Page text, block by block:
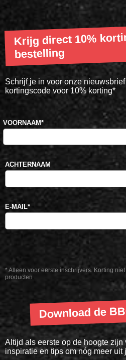
Krijg direct 10%
bestelling
Schrijf je in voor onze
kortingscode voor 10% korting*
* Alleen voor eerste inschrijvers. Korting
producten
VOORNAAM*
ACHTERNAAM
E-MAIL*
Download de
Altijd als eerste op de hoogte zijn
inspiratie en tips om nóg meer